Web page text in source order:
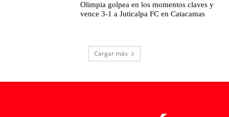
Olimpia golpea en los momentos claves y
vence 3-1 a Juticalpa FC en Catacamas
Cargar más